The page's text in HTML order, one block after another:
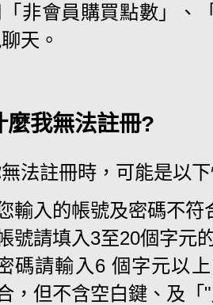
非會員購買點數」、
天。
麼我無法註冊?
法註冊時，可能是以
輸入的帳號及密碼不符
號請填入3至20個字元
碼請輸入6 個字元以
，但不含空白鍵、及「